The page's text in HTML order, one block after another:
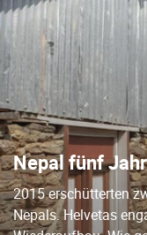
Nepal fünf
2015 erschütterten
Nepals. Helvetas